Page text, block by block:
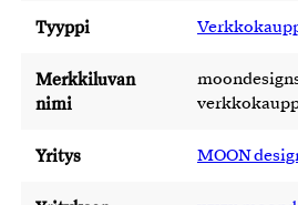
Tyyppi
Merkkiluvan
nimi
Yritys MOON